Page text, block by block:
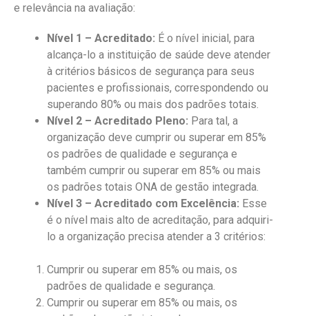
e relevância na avaliação:
Nível 1 – Acreditado: É o nível inicial, para
alcança-lo a instituição de saúde deve atender
à critérios básicos de segurança para seus
pacientes e profissionais, correspondendo ou
superando 80% ou mais dos padrões totais.
Nível 2 – Acreditado Pleno: Para tal, a
organização deve cumprir ou superar em 85%
os padrões de qualidade e segurança e
também cumprir ou superar em 85% ou mais
os padrões totais ONA de gestão integrada.
Nível 3 – Acreditado com Excelência: Esse
é o nível mais alto de acreditação, para adquiri-
lo a organização precisa atender a 3 critérios:
Cumprir ou superar em 85% ou mais, os
padrões de qualidade e segurança.
Cumprir ou superar em 85% ou mais, os